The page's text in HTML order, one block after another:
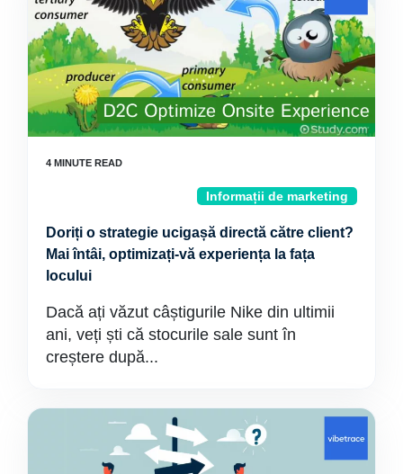
Informații de marketing
Doriți o strategie ucigașă directă către client?
Mai întâi, optimizați-vă experiența la fața
locului
Dacă ați văzut câștigurile Nike din ultimii
ani, veți ști că stocurile sale sunt în
creștere după...